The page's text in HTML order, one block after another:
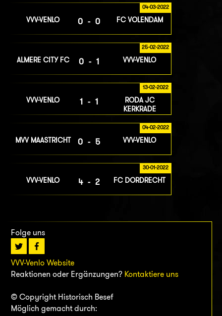
04-03-2022
VVV-VENLO 0-0 FC VOLENDAM
25-02-2022
ALMERE CITY FC 0-1 VVV-VENLO
13-02-2022
VVV-VENLO 1-1
RODA JC
KERKRADE
04-02-2022
MVV MAASTRICHT 0-5 VVV-VENLO
30-01-2022
VVV-VENLO 4-2 FC DORDRECHT
Folge uns
VVV-Venlo Website
Reaktionen oder Ergänzungen? Kontaktiere uns
© Copyright Historisch Besef
Möglich gemacht durch: